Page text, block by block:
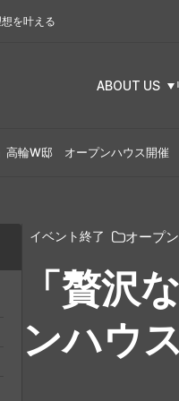
を叶える
ABOUT US
高輪W邸 オープンハウス開催
イベント終了 オープ
「贅沢
ンハウ